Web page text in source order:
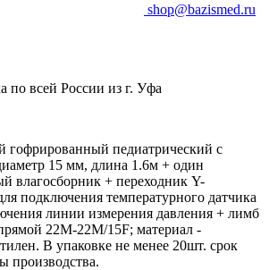
shop@bazismed.ru
по всей России из г. Уфа
гофрированный педиатрический с
15 мм, длина 1.6м + один
влагосборник + переходник Y-
подключения температурного датчика
линии измерения давления + лимб
22М-22М/15F; материал -
В упаковке не менее 20шт. срок
производства.